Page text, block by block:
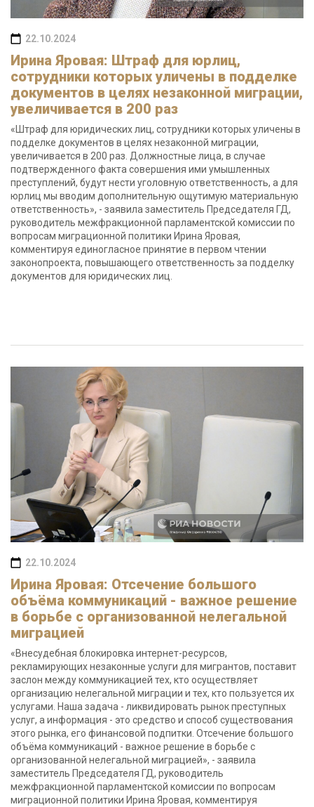
22.10.2024
Ирина Яровая: Штраф для юрлиц,
сотрудники которых уличены в подделке
документов в целях незаконной миграции,
увеличивается в 200 раз
«Штраф для юридических лиц, сотрудники которых уличены в
подделке документов в целях незаконной миграции,
увеличивается в 200 раз. Должностные лица, в случае
подтвержденного факта совершения ими умышленных
преступлений, будут нести уголовную ответственность, а для
юрлиц мы вводим дополнительную ощутимую материальную
ответственность», - заявила заместитель Председателя ГД,
руководитель межфракционной парламентской комиссии по
вопросам миграционной политики Ирина Яровая,
комментируя единогласное принятие в первом чтении
законопроекта, повышающего ответственность за подделку
документов для юридических лиц.
22.10.2024
Ирина Яровая: Отсечение большого
объёма коммуникаций - важное решение
в борьбе с организованной нелегальной
миграцией
«Внесудебная блокировка интернет-ресурсов,
рекламирующих незаконные услуги для мигрантов, поставит
заслон между коммуникацией тех, кто осуществляет
организацию нелегальной миграции и тех, кто пользуется их
услугами. Наша задача - ликвидировать рынок преступных
услуг, а информация - это средство и способ существования
этого рынка, его финансовой подпитки. Отсечение большого
объёма коммуникаций - важное решение в борьбе с
организованной нелегальной миграцией», - заявила
заместитель Председателя ГД, руководитель
межфракционной парламентской комиссии по вопросам
миграционной политики Ирина Яровая, комментируя